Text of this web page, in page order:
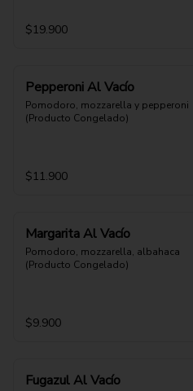
$19.900
Pepperoni Al Vacío
Pomodoro, mozzarella y pepperoni
(Producto Congelado)
$11.900
Margarita Al Vacío
Pomodoro, mozzarella, albahaca
(Producto Congelado)
$9.900
Fugazul Al Vacío